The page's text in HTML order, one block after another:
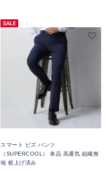
スマート ビズ パンツ
（SUPERCOOL） 単品 高通気 組織無
地 裾上げ済み